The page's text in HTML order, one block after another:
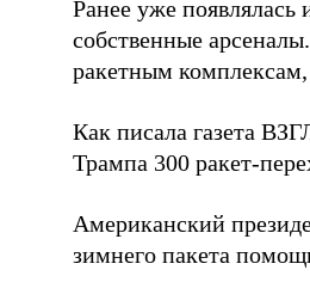
Ранее уже
собственные
ракетным комплексам,
Как писала газета
Трампа 300 ракет-
Американский
зимнего пакета